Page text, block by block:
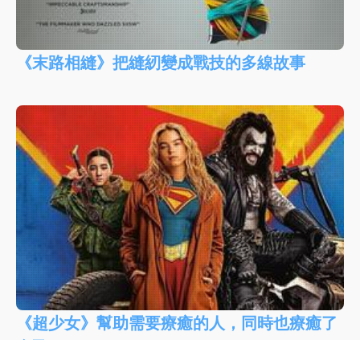
《末路相縫》把縫紉變成戰技的多線故事
《超少女》幫助需要療癒的人，同時也療癒了